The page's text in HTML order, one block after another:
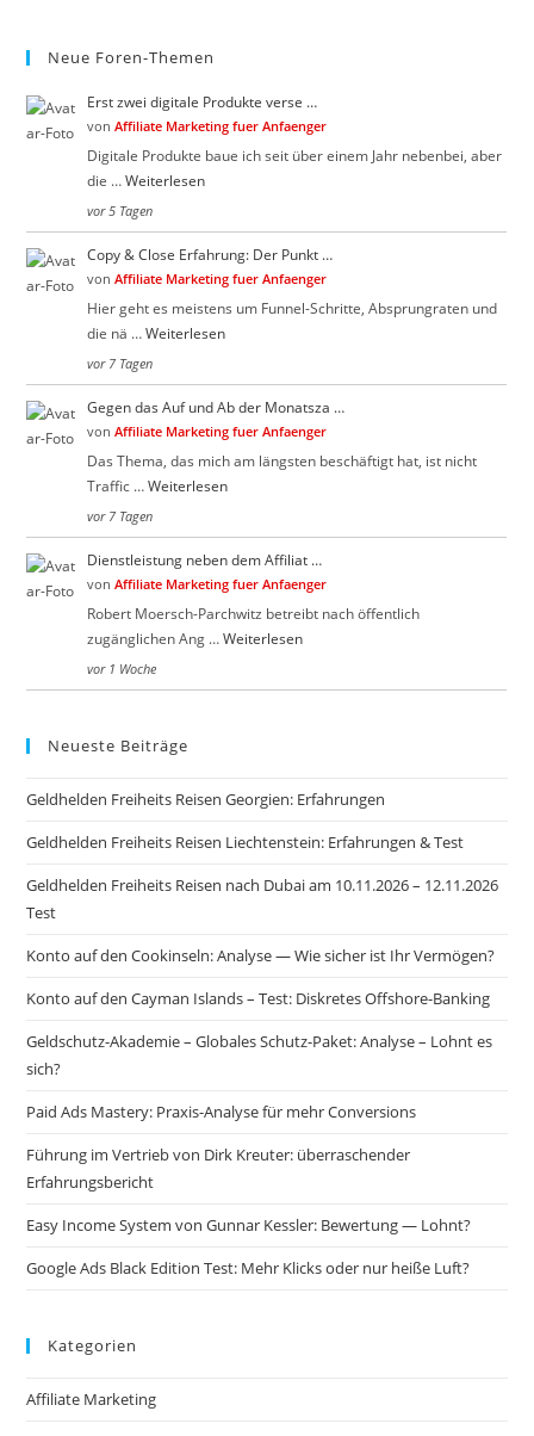
Neue Foren-Themen
Erst zwei digitale Produkte verse …
vonAffiliate Marketing fuer Anfaenger
Digitale Produkte baue ich seit über einem Jahr nebenbei, aber
die …Weiterlesen
vor 5 Tagen
Copy & Close Erfahrung: Der Punkt …
vonAffiliate Marketing fuer Anfaenger
Hier geht es meistens um Funnel-Schritte, Absprungraten und
die nä …Weiterlesen
vor 7 Tagen
Gegen das Auf und Ab der Monatsza …
vonAffiliate Marketing fuer Anfaenger
Das Thema, das mich am längsten beschäftigt hat, ist nicht
Traffic …Weiterlesen
vor 7 Tagen
Dienstleistung neben dem Affiliat …
vonAffiliate Marketing fuer Anfaenger
Robert Moersch-Parchwitz betreibt nach öffentlich
zugänglichen Ang …Weiterlesen
vor 1 Woche
Neueste Beiträge
Geldhelden Freiheits Reisen Georgien: Erfahrungen
Geldhelden Freiheits Reisen Liechtenstein: Erfahrungen & Test
Geldhelden Freiheits Reisen nach Dubai am 10.11.2026 – 12.11.2026
Test
Konto auf den Cookinseln: Analyse — Wie sicher ist Ihr Vermögen?
Konto auf den Cayman Islands – Test: Diskretes Offshore-Banking
Geldschutz-Akademie – Globales Schutz-Paket: Analyse – Lohnt es
sich?
Paid Ads Mastery: Praxis-Analyse für mehr Conversions
Führung im Vertrieb von Dirk Kreuter: überraschender
Erfahrungsbericht
Easy Income System von Gunnar Kessler: Bewertung — Lohnt?
Google Ads Black Edition Test: Mehr Klicks oder nur heiße Luft?
Kategorien
Affiliate Marketing